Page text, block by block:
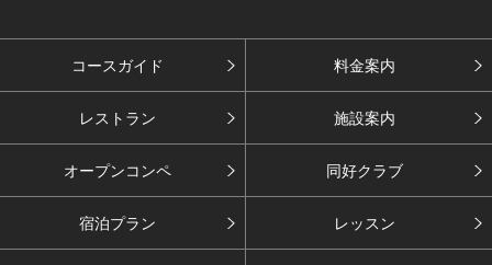
コースガイド 料金案内
レストラン 施設案内
オープンコンペ 同好クラブ
宿泊プラン レッスン